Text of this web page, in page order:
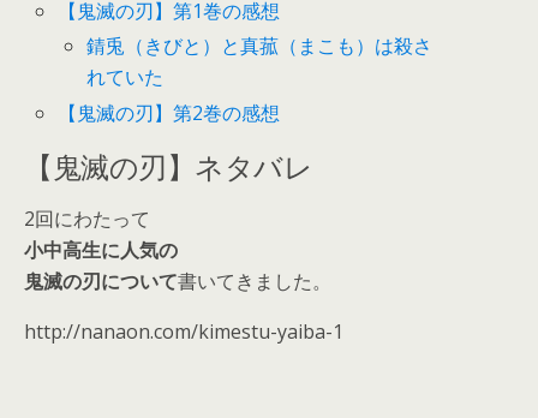
【鬼滅の刃】第1巻の感想
錆兎（きびと）と真菰（まこも）は殺さ
れていた
【鬼滅の刃】第2巻の感想
【鬼滅の刃】ネタバレ
2回にわたって
小中高生に人気の
鬼滅の刃について書いてきました。
http://nanaon.com/kimestu-yaiba-1